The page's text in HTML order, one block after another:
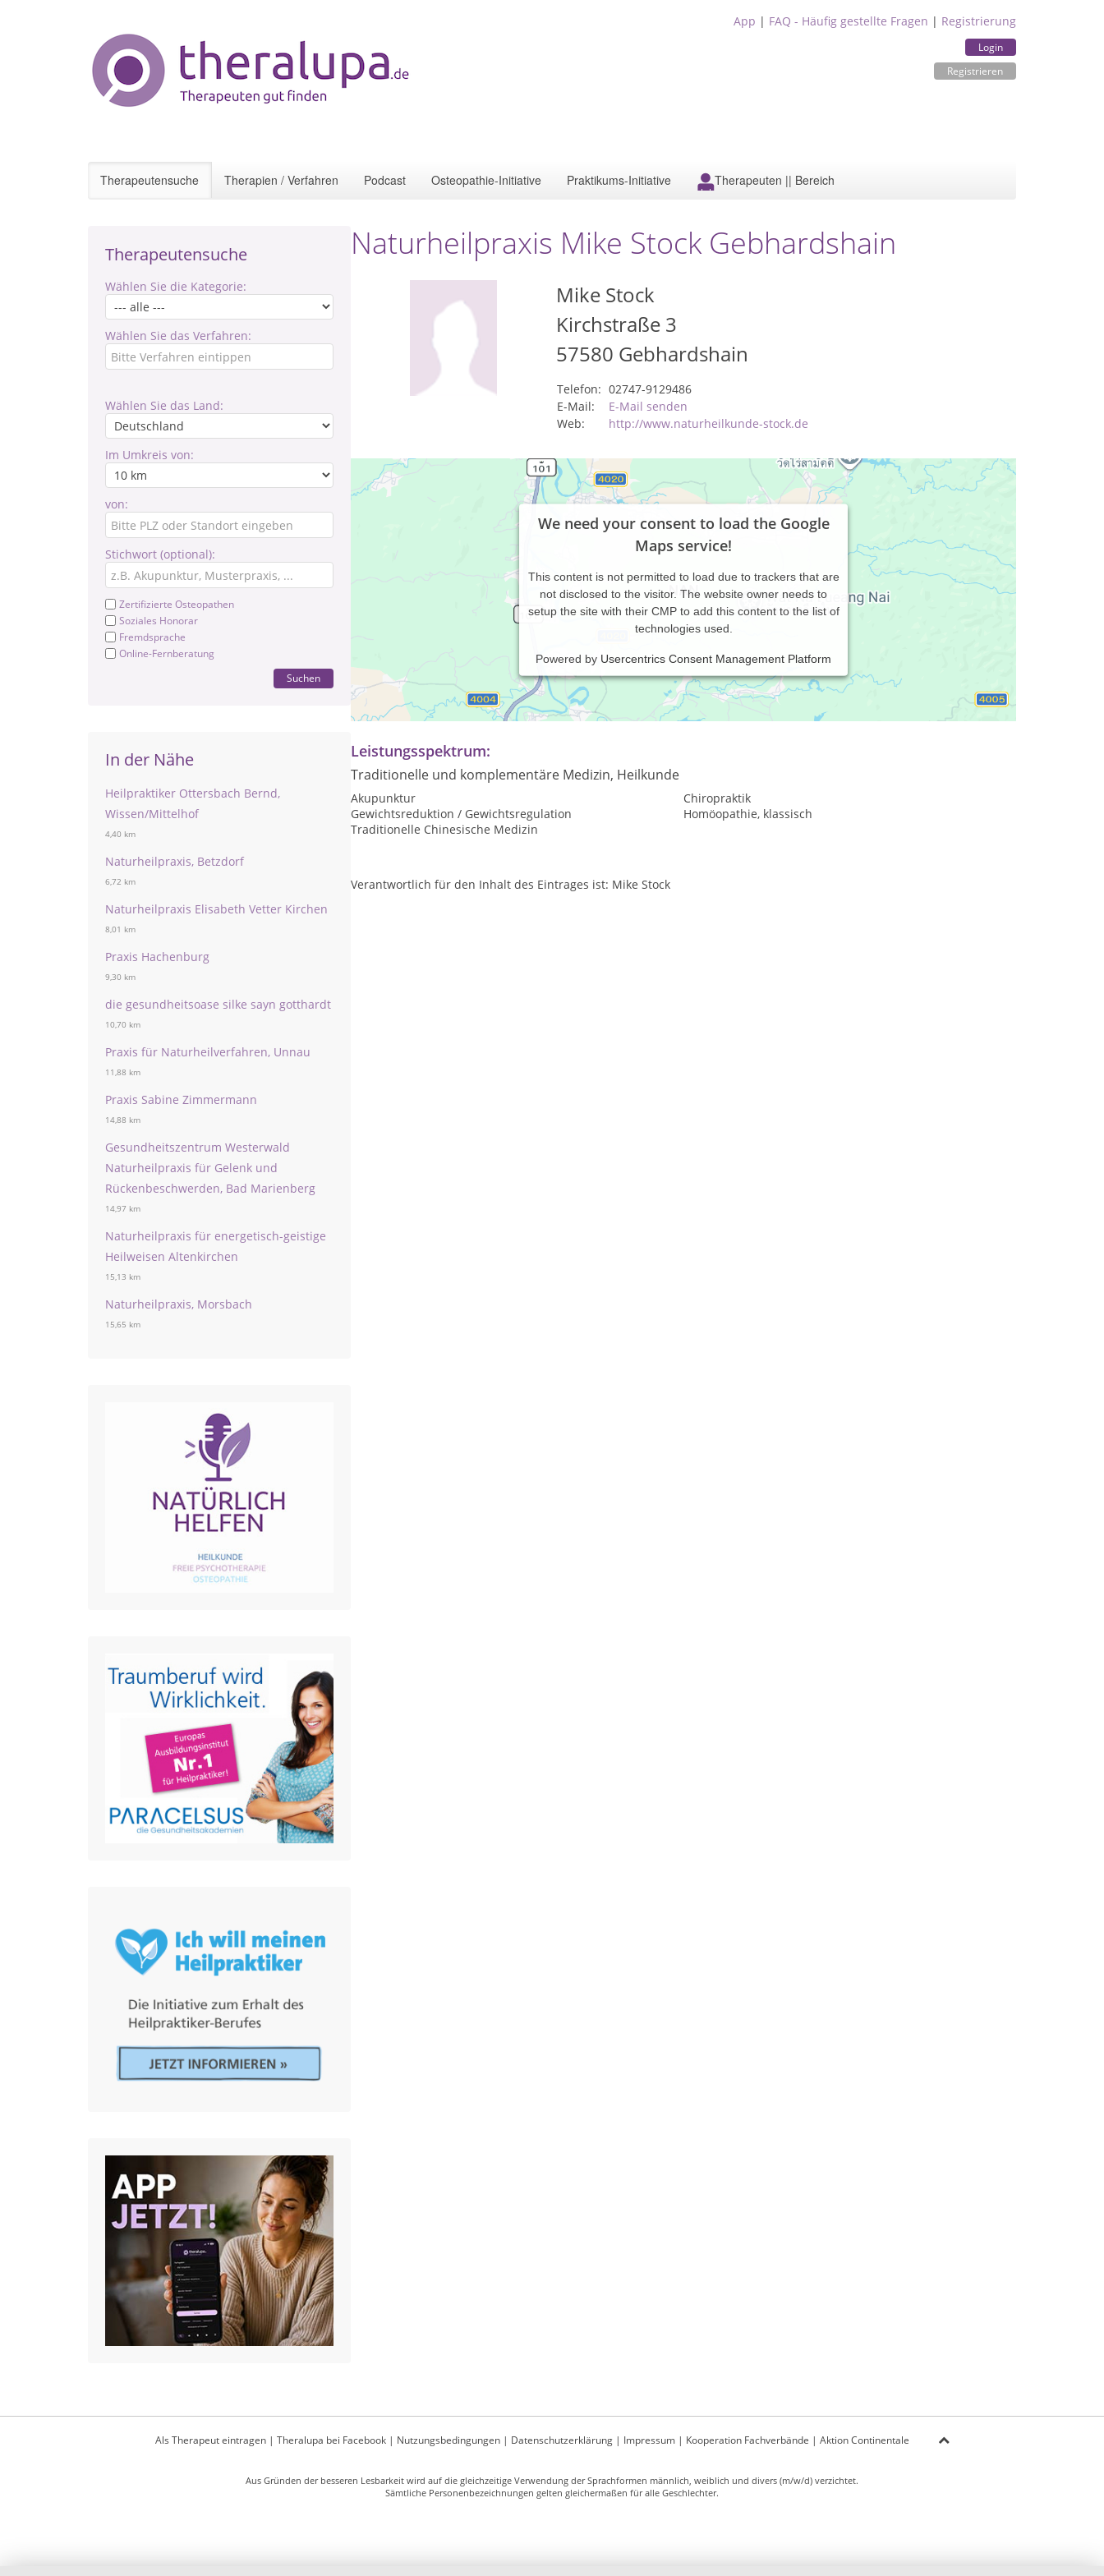
App | FAQ - Häufig gestellte Fragen | Registrierung
Login
Registrieren
Therapeutensuche Therapien / Verfahren Podcast Osteopathie-Initiative Praktikums-Initiative Therapeuten || Bereich
Therapeutensuche
Wählen Sie die Kategorie:
Wählen Sie das Verfahren:
Wählen Sie das Land:
Im Umkreis von:
von:
Stichwort (optional):
Zertifizierte Osteopathen
Soziales Honorar
Fremdsprache
Online-Fernberatung
Suchen
In der Nähe
Heilpraktiker Ottersbach Bernd,
Wissen/Mittelhof
4,40 km
Naturheilpraxis, Betzdorf
6,72 km
Naturheilpraxis Elisabeth Vetter Kirchen
8,01 km
Praxis Hachenburg
9,30 km
die gesundheitsoase silke sayn gotthardt
10,70 km
Praxis für Naturheilverfahren, Unnau
11,88 km
Praxis Sabine Zimmermann
14,88 km
Gesundheitszentrum Westerwald
Naturheilpraxis für Gelenk und
Rückenbeschwerden, Bad Marienberg
14,97 km
Naturheilpraxis für energetisch-geistige
Heilweisen Altenkirchen
15,13 km
Naturheilpraxis, Morsbach
15,65 km
Naturheilpraxis Mike Stock Gebhardshain
Mike Stock
Kirchstraße 3
57580 Gebhardshain
Telefon: 02747-9129486
E-Mail:
E-Mail senden
Web:
http://www.naturheilkunde-stock.de
We need your consent to load the Google
Maps service!
This content is not permitted to load due to trackers that are
not disclosed to the visitor. The website owner needs to
setup the site with their CMP to add this content to the list of
technologies used.
Powered by Usercentrics Consent Management Platform
Praxiszeiten:
Mo.,Di.,Do.,Fr. von 8:00 - 12:00 Uhr Mo., Di., Do.,Nachmittags von 15:00- 18:00 Uhr
Leistungsspektrum:
Traditionelle und komplementäre Medizin, Heilkunde
Akupunktur
Chiropraktik
Gewichtsreduktion / Gewichtsregulation
Homöopathie, klassisch
Traditionelle Chinesische Medizin
Verantwortlich für den Inhalt des Eintrages ist: Mike Stock
Als Therapeut eintragen| Theralupa bei Facebook| Nutzungsbedingungen| Datenschutzerklärung| Impressum| Kooperation Fachverbände | Aktion Continentale
Aus Gründen der besseren Lesbarkeit wird auf die gleichzeitige Verwendung der Sprachformen männlich, weiblich und divers (m/w/d) verzichtet.
Sämtliche Personenbezeichnungen gelten gleichermaßen für alle Geschlechter.